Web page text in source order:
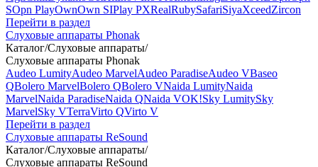
SOpn PlayOwnOwn SIPlay PXRealRubySafariSiyaXceedZircon
Перейти в раздел
Слуховые аппараты Phonak
Каталог/Слуховые аппараты/
Слуховые аппараты Phonak
Audeo LumityAudeo MarvelAudeo ParadiseAudeo VBaseo
QBolero MarvelBolero QBolero VNaida LumityNaida
MarvelNaida ParadiseNaida QNaida VOK!Sky LumitySky
MarvelSky VTerraVirto QVirto V
Перейти в раздел
Слуховые аппараты ReSound
Каталог/Слуховые аппараты/
Слуховые аппараты ReSound